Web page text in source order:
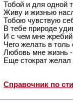
Тобой и для одной
Живу и жизнью
Тобою чувствую
В тебе природе
И с чем мне
Чего желать в
Любовь мне жизнь
Еще стократ
Справочник по